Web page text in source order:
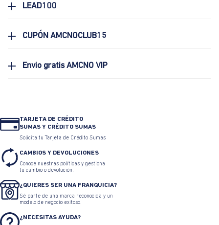
LEAD100
CUPÓN AMCNOCLUB15
Envio gratis AMCNO VIP
TARJETA DE CRÉDITO
SUMAS Y CRÉDITO SUMAS
Solicita tu Tarjeta de Crédito Sumas
CAMBIOS Y DEVOLUCIONES
Conoce nuestras políticas y gestiona
tu cambio o devolución.
¿QUIERES SER UNA FRANQUICIA?
Sé parte de una marca reconocida y un
modelo de negocio exitoso.
¿NECESITAS AYUDA?